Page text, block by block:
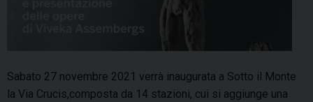
Sabato 27 novembre 2021 verrà inaugurata a Sotto il Monte
la Via Crucis,composta da 14 stazioni, cui si aggiunge una